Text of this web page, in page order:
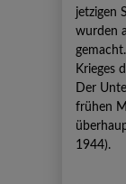
jetzigen
wurden
Krieges
Der
frühen
1944).